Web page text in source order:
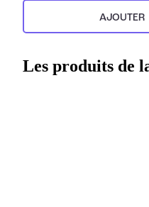
AJOUTER
Les produits de